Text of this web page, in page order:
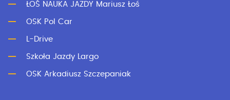
ŁOŚ NAUKA JAZDY Mariusz Łoś
OSK Pol Car
L-Drive
Szkoła Jazdy Largo
OSK Arkadiusz Szczepaniak